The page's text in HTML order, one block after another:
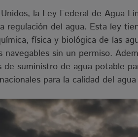
la Ley Federal de Agua
regulación del agua. Esta ley
física y biológica de las
navegables sin un permiso.
de suministro de agua potable
para la calidad del